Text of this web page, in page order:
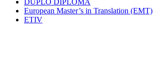
DUPLO DIPLOMA
European Master’s in Translation (EMT)
ETIV